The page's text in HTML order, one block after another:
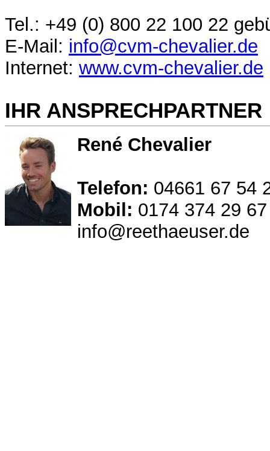
Tel.: +49 (0) 800 22 100 22
E-Mail: info@cvm-chevalier.de
Internet: www.cvm-chevalier.de
IHR ANSPRECHPARTNER
René Chevalier
Telefon: 04661 67 54
Mobil: 0174 374 29 67
info@reethaeuser.de